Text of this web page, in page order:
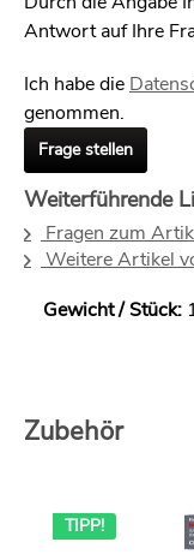
Antwort auf Ihre
Ich habe die
genommen.
Frage stellen
Weiterführende
Fragen zum
Weitere Artikel
Gewicht / Stück:
Zubehör
TIPP!